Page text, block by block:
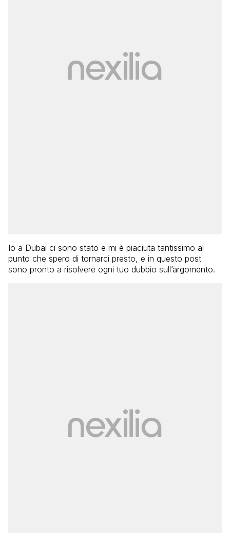
Io a Dubai ci sono stato e mi è piaciuta tantissimo al
punto che spero di tornarci presto, e in questo post
sono pronto a risolvere ogni tuo dubbio sull’argomento.